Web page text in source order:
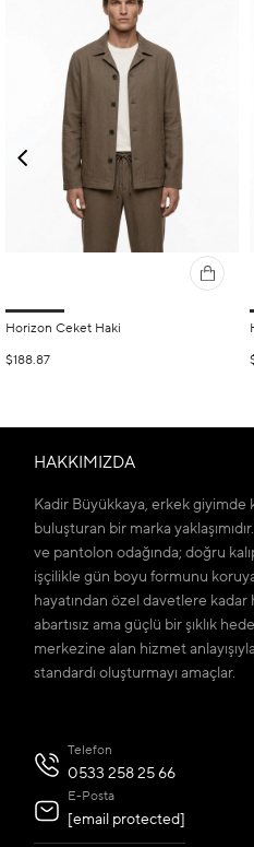
Horizon Ceket Haki
$188.87
HAKKIMIZDA
Kadir Büyükkaya, erkek
buluşturan bir marka
ve pantolon odağında; doğru
işçilikle gün boyu formunu
hayatından özel davetlere
abartısız ama güçlü bir şıklık
merkezine alan hizmet
standardı oluşturmayı amaçlar.
Telefon
0533 258 25 66
E-Posta
[email protected]